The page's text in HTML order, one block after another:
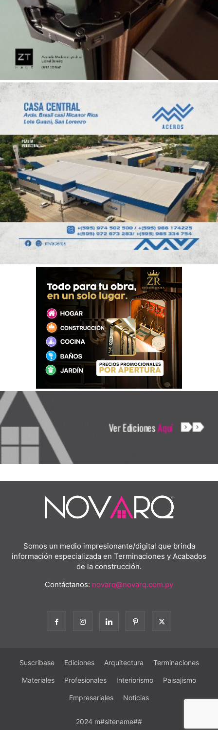
Somos un medio impresionante/digital que brinda
información especializada en Terminaciones y Acabados
de la construcción.
Contáctanos: novarq@novarq.com.py
Suscríbase Ediciones Arquitectura Terminaciones
Materiales Profesionales Interiorismo Paisajismo
Empresariales Noticias
2024 m#sitename##